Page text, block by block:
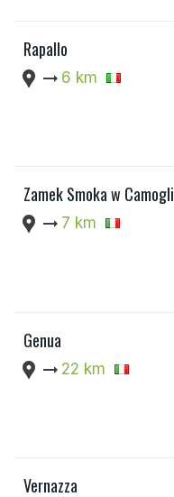
Rapallo
location_pin arrow_right_alt 6 km
Zamek Smoka w Camogli
location_pin arrow_right_alt 7 km
Genua
location_pin arrow_right_alt 22 km
Vernazza